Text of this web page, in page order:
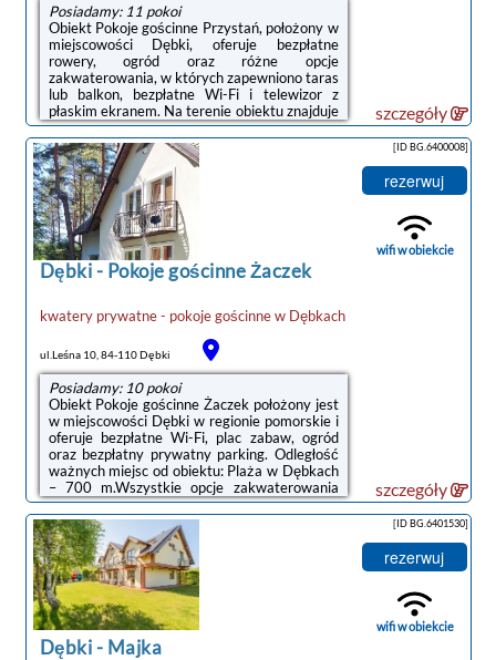
Posiadamy: 11 pokoi
Obiekt Pokoje gościnne Przystań, położony w
miejscowości Dębki, oferuje bezpłatne
rowery, ogród oraz różne opcje
zakwaterowania, w których zapewniono taras
lub balkon, bezpłatne Wi-Fi i telewizor z
płaskim ekranem. Na terenie obiektu znajduje
się prywatny parking.Wyposażenie obejmuje
także lodówkę i czajnik.Obiekt dysponuje
placem zabaw.W obiekcie Goście mogą grać
w tenisa stołowego. Okolica cieszy się
popularnością wśród miłośników jazdy na
rowerze.Odległość ważnych miejsc od
obiektu: Plaża w Dębkach – 1,1 km. Lotnisko
Lotnisko Gdańsk-Rębiechowo znajduje ...
szczegóły
Dębki- Pokoje gościnne Żaczek
kwatery prywatne - pokoje gościnnew Dębkach
ul.Leśna 10, 84-110 Dębki
Posiadamy: 10 pokoi
Obiekt Pokoje gościnne Żaczek położony jest
w miejscowości Dębki w regionie pomorskie i
oferuje bezpłatne Wi-Fi, plac zabaw, ogród
oraz bezpłatny prywatny parking. Odległość
ważnych miejsc od obiektu: Plaża w Dębkach
– 700 m.Wszystkie opcje zakwaterowania
wyposażone są w telewizor z płaskim
ekranem i mają balkon oraz prywatną
łazienkę z prysznicem. Wyposażenie
obejmuje także lodówkę i czajnik.Na terenie
obiektu Pokoje gościnne Żaczek znajduje się
taras.Lotnisko Lotnisko Gdańsk-Rębiechowo
znajduje się 68 km od obiektu.Doba hotelowa
od godziny 15:00 do 10:00.W przypadku ...
[ID BG.6400008]
rezerwuj
wifi w obiekcie
szczegóły
Dębki- Majka
[ID BG.6401530]
rezerwuj
wifi w obiekcie